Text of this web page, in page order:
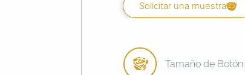
Solicitar una muestra
Tamaño de Botón: